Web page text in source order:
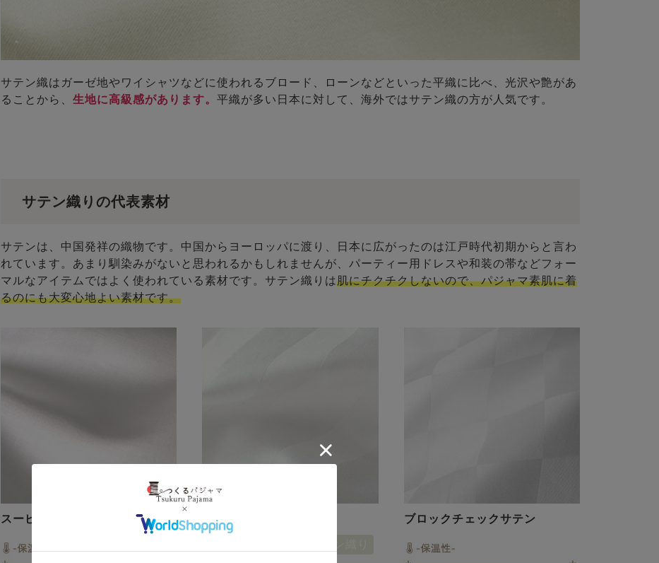
サテン織はガーゼ地やワイシャツなどに使われるブロード、ローンなどといった平織に比べ、光沢や艶があ
ることから、 生地に高級感があります。 平織が多い日本に対して、海外ではサテン織の方が人気です。
サテン織りの代表素材
サテンは、中国発祥の織物です。中国からヨーロッパに渡り、日本に広がったのは江戸時代初期からと言わ
れています。あまり馴染みがないと思われるかもしれませんが、パーティー用ドレスや和装の帯などフォー
マルなアイテムではよく使われている素材です。サテン織りは肌にチクチクしないので、パジャマ素肌に着
るのにも大変心地よい素材です。
スーピマ超長綿サテン サテンストライプ ブロックチェックサテン